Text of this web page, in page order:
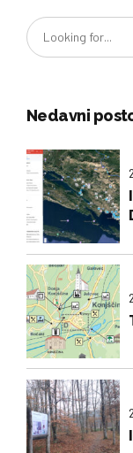
Nedavni